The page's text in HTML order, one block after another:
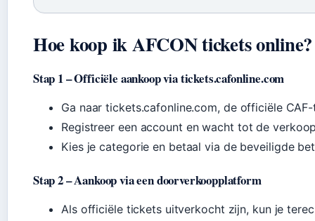
Hoe koop ik AFCON tickets online?
Stap 1 – Officiële aankoop via tickets.cafonline.com
Ga naar tickets.cafonline.com, de officiële
Registreer een account en wacht tot de
Kies je categorie en betaal via de beveiligde
Stap 2 – Aankoop via een doorverkoopplatform
Als officiële tickets uitverkocht zijn, kun je